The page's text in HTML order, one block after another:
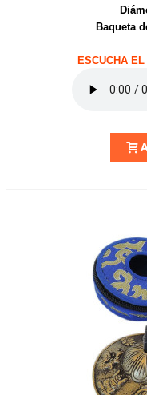
Baqueta
ESCUCHA